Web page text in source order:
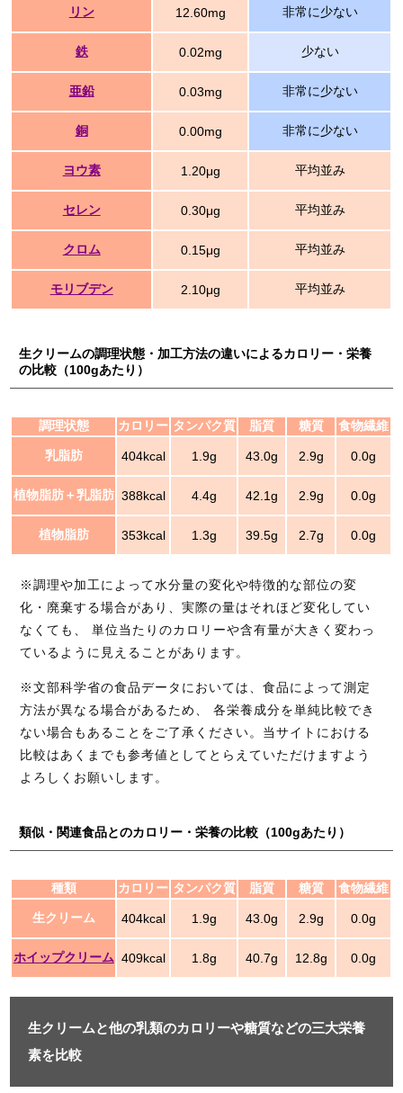
リン 12.60mg 非常に少ない
鉄 0.02mg 少ない
亜鉛 0.03mg 非常に少ない
銅 0.00mg 非常に少ない
ヨウ素 1.20μg 平均並み
セレン 0.30μg 平均並み
クロム 0.15μg 平均並み
モリブデン 2.10μg 平均並み
生クリームの調理状態・加工方法の違いによるカロリー・栄養
の比較（100gあたり）
調理状態 カロリー タンパク質 脂質 糖質 食物繊維
乳脂肪 404kcal 1.9g 43.0g 2.9g 0.0g
植物脂肪＋乳脂肪 388kcal 4.4g 42.1g 2.9g 0.0g
植物脂肪 353kcal 1.3g 39.5g 2.7g 0.0g
※調理や加工によって水分量の変化や特徴的な部位の変
化・廃棄する場合があり、実際の量はそれほど変化してい
なくても、 単位当たりのカロリーや含有量が大きく変わっ
ているように見えることがあります。
※文部科学省の食品データにおいては、食品によって測定
方法が異なる場合があるため、 各栄養成分を単純比較でき
ない場合もあることをご了承ください。当サイトにおける
比較はあくまでも参考値としてとらえていただけますよう
よろしくお願いします。
類似・関連食品とのカロリー・栄養の比較（100gあたり）
種類 カロリー タンパク質 脂質 糖質 食物繊維
生クリーム 404kcal 1.9g 43.0g 2.9g 0.0g
ホイップクリーム 409kcal 1.8g 40.7g 12.8g 0.0g
生クリームと他の乳類のカロリーや糖質などの三大栄養
素を比較